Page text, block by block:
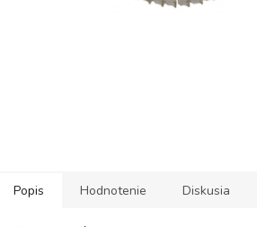
Popis Hodnotenie Diskusia